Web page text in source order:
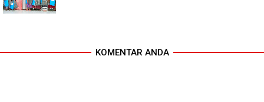
KOMENTAR ANDA